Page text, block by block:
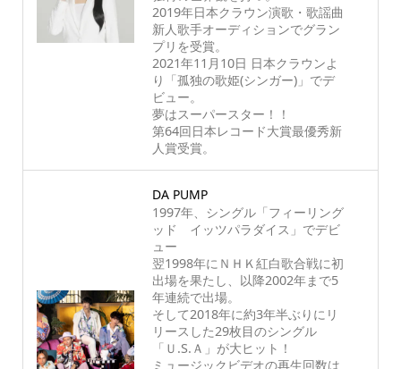
2019年日本クラウン演歌・歌謡曲
新人歌手オーディションでグラン
プリを受賞。
2021年11月10日 日本クラウンよ
り「孤独の歌姫(シンガー)」でデ
ビュー。
夢はスーパースター！！
第64回日本レコード大賞最優秀新
人賞受賞。
DA PUMP
1997年、シングル「フィーリング
ッド イッツパラダイス」でデビ
ュー
翌1998年にＮＨＫ紅白歌合戦に初
出場を果たし、以降2002年まで5
年連続で出場。
そして2018年に約3年半ぶりにリ
リースした29枚目のシングル
「Ｕ.S.Ａ」が大ヒット！
ミュージックビデオの再生回数は